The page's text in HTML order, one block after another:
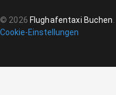
© 2026 Flughafentaxi Buchen.
Cookie-Einstellungen